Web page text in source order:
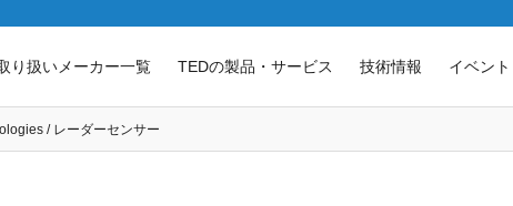
り扱いメーカー一覧 TEDの製品・サービス 技術情報 イベント
/ レーダーセンサー